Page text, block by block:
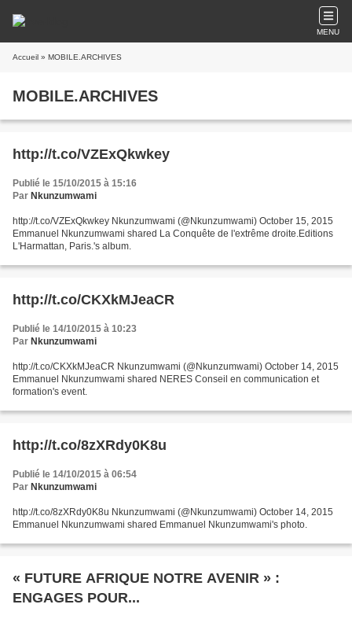
MENU
Accueil » MOBILE.ARCHIVES
MOBILE.ARCHIVES
http://t.co/VZExQkwkey
Publié le 15/10/2015 à 15:16
Par Nkunzumwami
http://t.co/VZExQkwkey Nkunzumwami (@Nkunzumwami) October 15, 2015
Emmanuel Nkunzumwami shared La Conquête de l'extrême droite.Editions
L'Harmattan, Paris.'s album.
http://t.co/CKXkMJeaCR
Publié le 14/10/2015 à 10:23
Par Nkunzumwami
http://t.co/CKXkMJeaCR Nkunzumwami (@Nkunzumwami) October 14, 2015
Emmanuel Nkunzumwami shared NERES Conseil en communication et
formation's event.
http://t.co/8zXRdy0K8u
Publié le 14/10/2015 à 06:54
Par Nkunzumwami
http://t.co/8zXRdy0K8u Nkunzumwami (@Nkunzumwami) October 14, 2015
Emmanuel Nkunzumwami shared Emmanuel Nkunzumwami's photo.
« FUTURE AFRIQUE NOTRE AVENIR » :
ENGAGES POUR...